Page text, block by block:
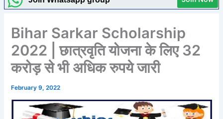
Bihar Sarkar Scholarship
2022 | छात्रवृति योजना के लिए 32
करोड़ से भी अधिक रुपये जारी
February 9, 2022